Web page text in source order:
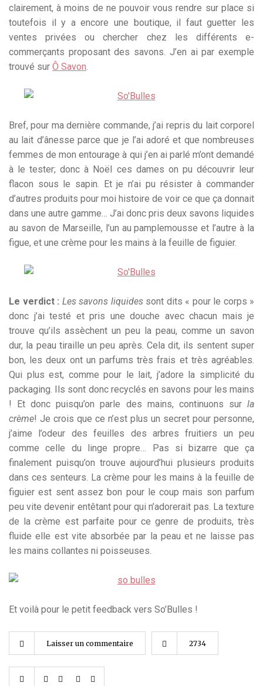
clairement, à moins de ne pouvoir vous rendre sur place si
toutefois il y a encore une boutique, il faut guetter les
ventes privées ou chercher chez les différents e-
commerçants proposant des savons. J’en ai par exemple
trouvé sur Ô Savon.
Bref, pour ma dernière commande, j’ai repris du lait corporel
au lait d’ânesse parce que je l’ai adoré et que nombreuses
femmes de mon entourage à qui j’en ai parlé m’ont demandé
à le tester; donc à Noël ces dames on pu découvrir leur
flacon sous le sapin. Et je n’ai pu résister à commander
d’autres produits pour moi histoire de voir ce que ça donnait
dans une autre gamme… J’ai donc pris deux savons liquides
au savon de Marseille, l’un au pamplemousse et l’autre à la
figue, et une crème pour les mains à la feuille de figuier.
Le verdict : Les savons liquidessont dits « pour le corps »
donc j’ai testé et pris une douche avec chacun mais je
trouve qu’ils assèchent un peu la peau, comme un savon
dur, la peau tiraille un peu après. Cela dit, ils sentent super
bon, les deux ont un parfums très frais et très agréables.
Qui plus est, comme pour le lait, j’adore la simplicité du
packaging. Ils sont donc recyclés en savons pour les mains
! Et donc puisqu’on parle des mains, continuons sur la
crème! Je crois que ce n’est plus un secret pour personne,
j’aime l’odeur des feuilles des arbres fruitiers un peu
comme celle du linge propre… Pas si bizarre que ça
finalement puisqu’on trouve aujourd’hui plusieurs produits
dans ces senteurs. La crème pour les mains à la feuille de
figuier est sent assez bon pour le coup mais son parfum
peu vite devenir entêtant pour qui n’adorerait pas. La texture
de la crème est parfaite pour ce genre de produits, très
fluide elle est vite absorbée par la peau et ne laisse pas
les mains collantes ni poisseuses.
Et voilà pour le petit feedback vers So’Bulles !
Laisser un commentaire 2734